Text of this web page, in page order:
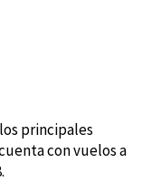
principales
con vuelos a